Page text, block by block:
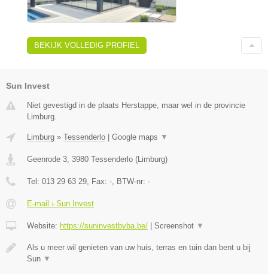
BEKIJK VOLLEDIG PROFIEL
Sun Invest
Niet gevestigd in de plaats Herstappe, maar wel in de provincie
Limburg.
Limburg » Tessenderlo Google maps ▼
Geenrode 3, 3980 Tessenderlo (Limburg)
Tel: 013 29 63 29, Fax: -, BTW-nr: -
E-mail › Sun Invest
Website: https://suninvestbvba.be/ Screenshot ▼
Als u meer wil genieten van uw huis, terras en tuin dan bent u bij
Sun ▼